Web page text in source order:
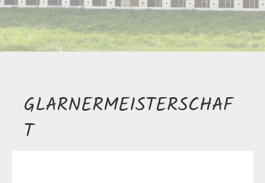
GLARNERMEISTERSCHAF
T